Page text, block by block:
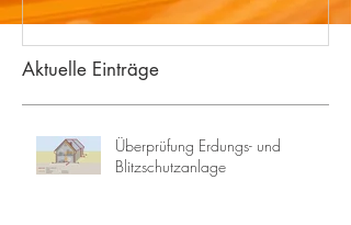
Aktuelle Einträge
Überprüfung Erdungs- und
Blitzschutzanlage